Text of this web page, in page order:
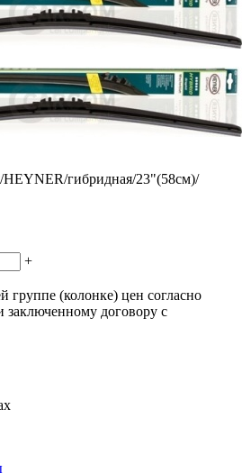
HEYNER/гибридная/23"(58см)/
+
группе (колонке) цен согласно
заключенному договору с